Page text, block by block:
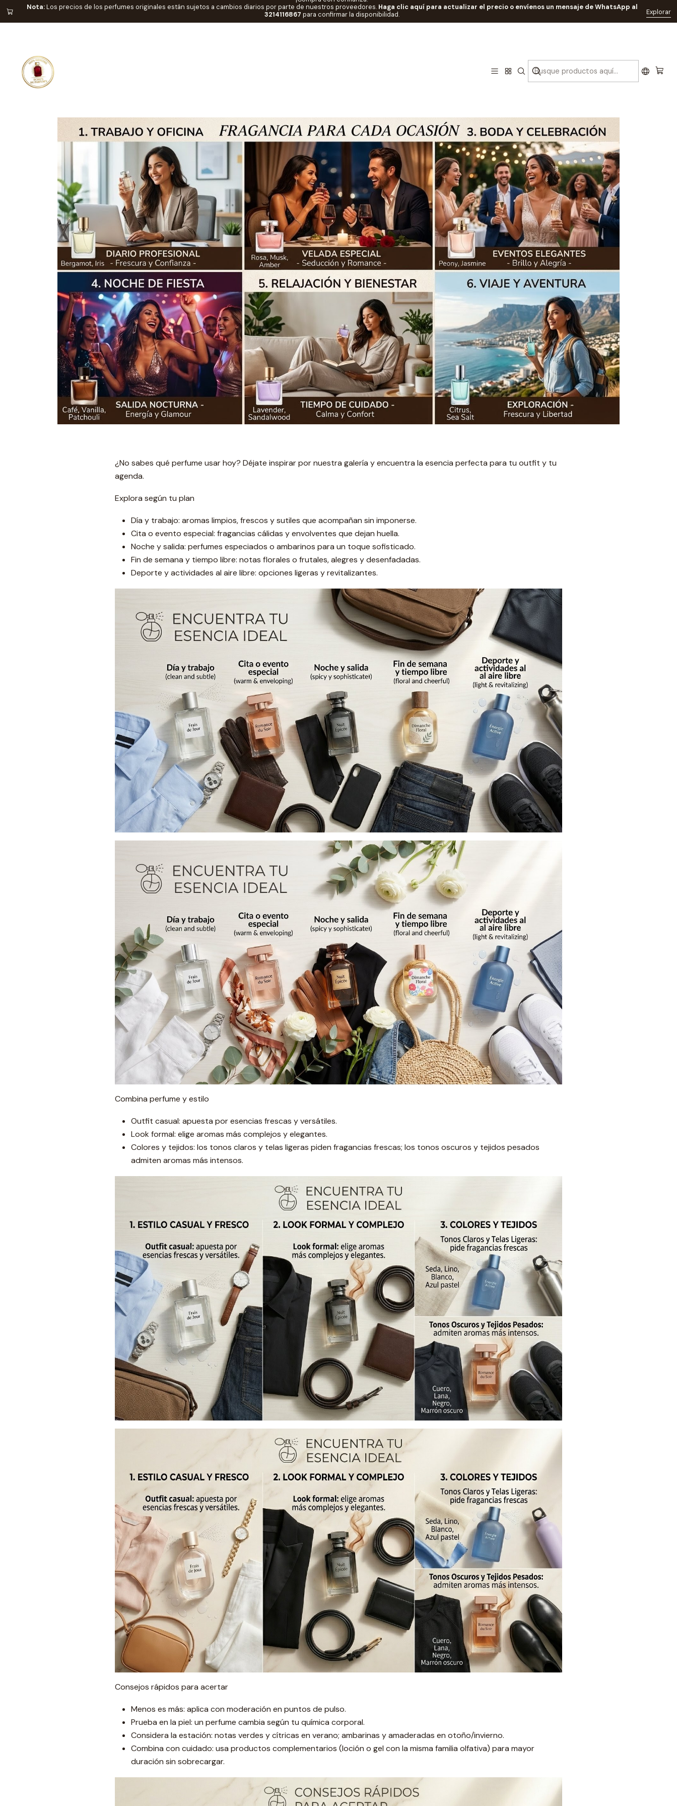
Nota:Los precios de los perfumes originales están sujetos a cambios diarios por parte de nuestros proveedores. Haga clic aquí para actualizar el precio o envíenos un mensaje de WhatsApp al
3214116867 para confirmar la disponibilidad. Explorar
Inicio Blog Ocasiones VS Aroma
¿No sabes qué perfume usar hoy? Déjate inspirar por nuestra galería y encuentra la esencia perfecta para tu outfit y tu
agenda.
Explora según tu plan
Día y trabajo: aromas limpios, frescos y sutiles que acompañan sin imponerse.
Cita o evento especial: fragancias cálidas y envolventes que dejan huella.
Noche y salida: perfumes especiados o ambarinos para un toque sofisticado.
Fin de semana y tiempo libre: notas florales o frutales, alegres y desenfadadas.
Deporte y actividades al aire libre: opciones ligeras y revitalizantes.
Combina perfume y estilo
Outfit casual: apuesta por esencias frescas y versátiles.
Look formal: elige aromas más complejos y elegantes.
Colores y tejidos: los tonos claros y telas ligeras piden fragancias frescas; los tonos oscuros y tejidos pesados
admiten aromas más intensos.
Consejos rápidos para acertar
Menos es más: aplica con moderación en puntos de pulso.
Prueba en la piel: un perfume cambia según tu química corporal.
Considera la estación: notas verdes y cítricas en verano; ambarinas y amaderadas en otoño/invierno.
Combina con cuidado: usa productos complementarios (loción o gel con la misma familia olfativa) para mayor
duración sin sobrecargar.